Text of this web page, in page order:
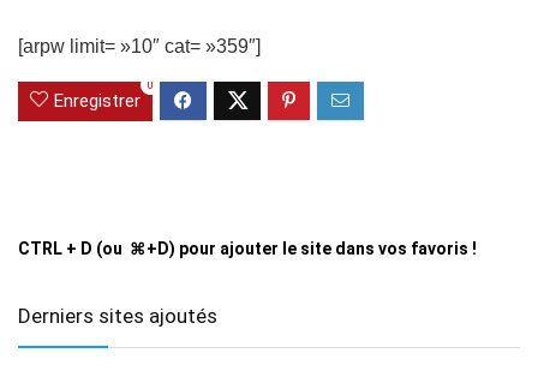
[arpw limit= »10″ cat= »359″]
Enregistrer
0
CTRL + D (ou ⌘+D) pour ajouter le site dans vos favoris !
Derniers sites ajoutés